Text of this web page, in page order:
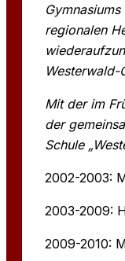
regionalen
Westerwald-
Mit der im
der
Schule
2002-2003:
2003-2009:
2009-2010: